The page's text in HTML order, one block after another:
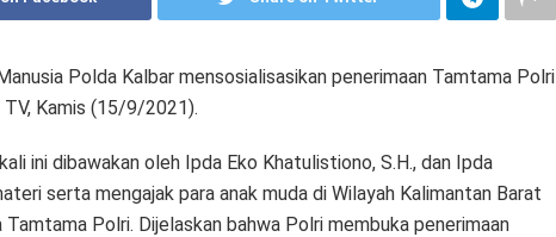
Polda Kalbar mensosialisasikan penerimaan Tamtama Polri
Kamis (15/9/2021).
ini dibawakan oleh Ipda Eko Khatulistiono, S.H., dan Ipda
serta mengajak para anak muda di Wilayah Kalimantan Barat
Polri. Dijelaskan bahwa Polri membuka penerimaan